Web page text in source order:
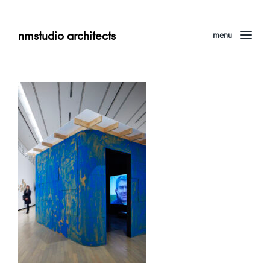
nmstudio architects menu